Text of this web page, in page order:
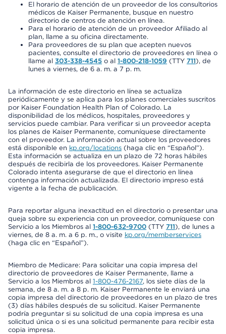
El horario de atención de un proveedor de los consultorios
médicos de Kaiser Permanente, busque en nuestro
directorio de centros de atención en línea.
Para el horario de atención de un proveedor Afiliado al
plan, llame a su oficina directamente.
Para proveedores de su plan que acepten nuevos
pacientes, consulte el directorio de proveedores en línea o
llame al 303-338-4545 o al 1-800-218-1059 (TTY 711), de
lunes a viernes, de 6 a. m. a 7 p. m.
La información de este directorio en línea se actualiza
periódicamente y se aplica para los planes comerciales suscritos
por Kaiser Foundation Health Plan of Colorado. La
disponibilidad de los médicos, hospitales, proveedores y
servicios puede cambiar. Para verificar si un proveedor acepta
los planes de Kaiser Permanente, comuníquese directamente
con el proveedor. La información actual sobre los proveedores
está disponible en kp.org/locations (haga clic en “Español”).
Esta información se actualiza en un plazo de 72 horas hábiles
después de recibirla de los proveedores. Kaiser Permanente
Colorado intenta asegurarse de que el directorio en línea
contenga información actualizada. El directorio impreso está
vigente a la fecha de publicación.
Para reportar alguna inexactitud en el directorio o presentar una
queja sobre su experiencia con un proveedor, comuníquese con
Servicio a los Miembros al 1-800-632-9700 (TTY 711), de lunes a
viernes, de 8 a. m. a 6 p. m., o visite kp.org/memberservices
(haga clic en “Español”).
Miembro de Medicare: Para solicitar una copia impresa del
directorio de proveedores de Kaiser Permanente, llame a
Servicio a los Miembros al 1-800-476-2167, los siete días de la
semana, de 8 a. m. a 8 p. m. Kaiser Permanente le enviará una
copia impresa del directorio de proveedores en un plazo de tres
(3) días hábiles después de su solicitud. Kaiser Permanente
podría preguntar si su solicitud de una copia impresa es una
solicitud única o si es una solicitud permanente para recibir esta
copia impresa.